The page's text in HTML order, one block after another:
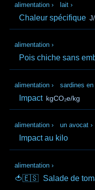
alimentation › lait ›
Chaleur spécifique
alimentation ›
Pois chiche sans
alimentation › sardines
Impact kgCO₂e/kg
alimentation › un avocat ›
Impact au kilo
alimentation ›
🍅🇪🇸 Salade de